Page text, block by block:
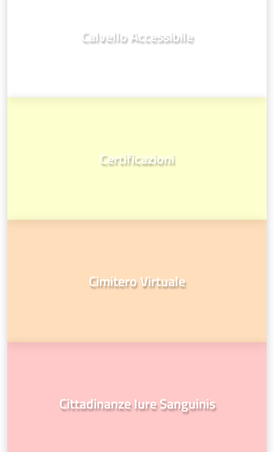
Calvello Accessibile
Certificazioni
Cimitero Virtuale
Cittadinanze Iure Sanguinis